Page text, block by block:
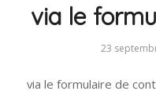
via le
23
via le formulaire de